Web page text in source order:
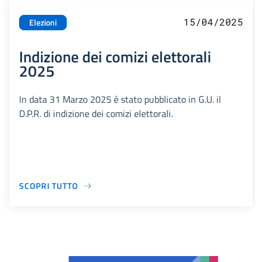
Elezioni 15/04/2025
Indizione dei comizi elettorali
2025
In data 31 Marzo 2025 è stato pubblicato in G.U. il
D.P.R. di indizione dei comizi elettorali.
SCOPRI TUTTO